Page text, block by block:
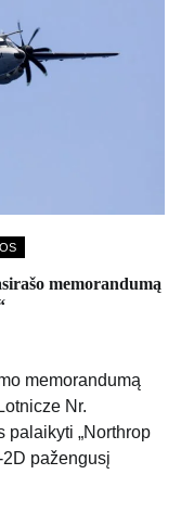
memorandumą
memorandumą
Nr.
palaikyti „Northrop
pažengusį